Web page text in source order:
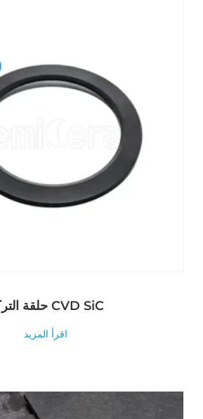
حلقة التركيز CVD SiC
اقرأ المزيد